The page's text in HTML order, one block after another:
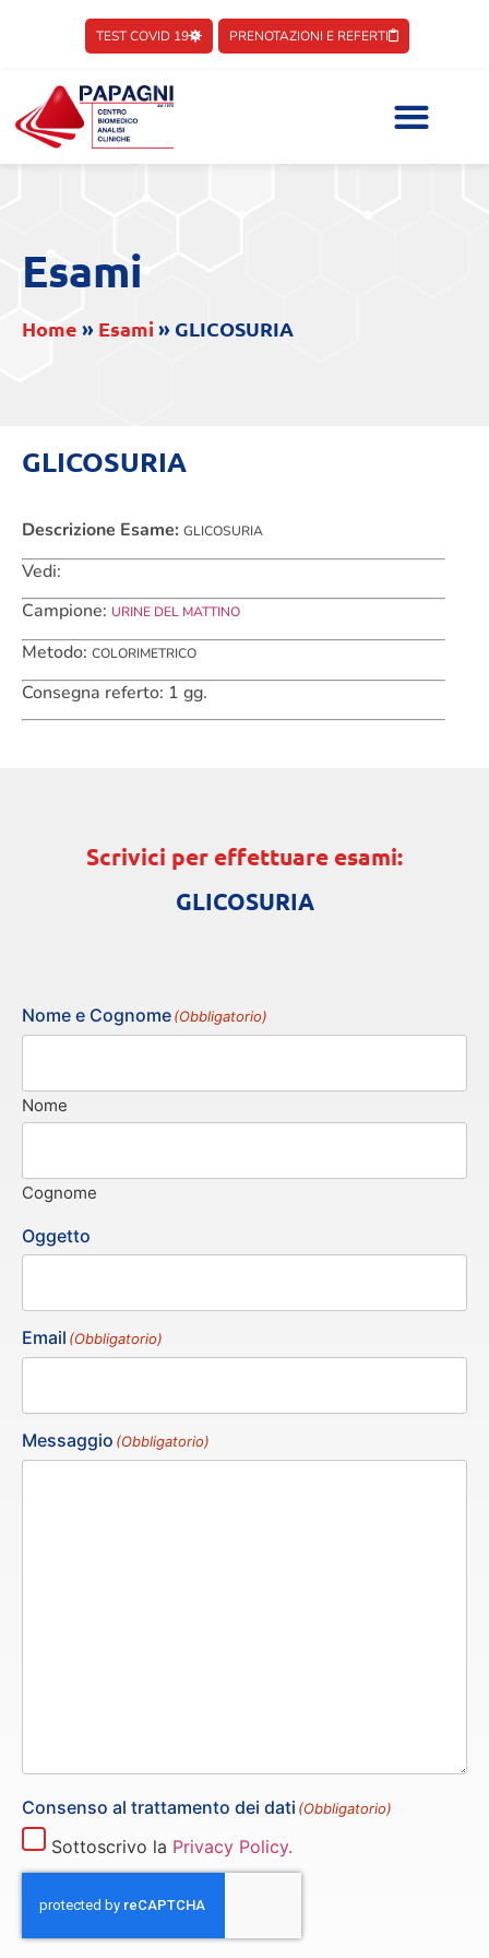
TEST COVID 19 PRENOTAZIONI E REFERTI
Esami
Home » Esami» GLICOSURIA
GLICOSURIA
Descrizione Esame: GLICOSURIA
Vedi:
Campione: URINE DEL MATTINO
Metodo: COLORIMETRICO
Consegna referto: 1 gg.
Scrivici per effettuare esami:
GLICOSURIA
Nome e Cognome(Obbligatorio)
Nome
Cognome
Oggetto
Email (Obbligatorio)
Messaggio (Obbligatorio)
Consenso al trattamento dei dati (Obbligatorio)
Sottoscrivo la Privacy Policy.